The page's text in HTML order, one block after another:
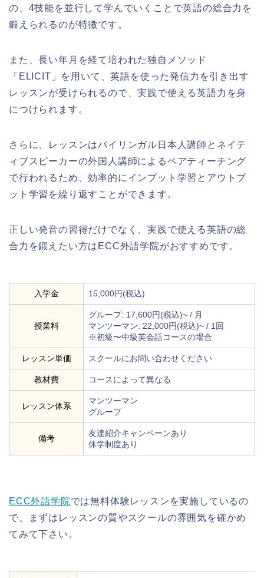
の、4技能を並行して学んでいくことで英語の総合力を
鍛えられるのが特徴です。
また、長い年月を経て培われた独自メソッド
「ELICIT」を用いて、英語を使った発信力を引き出す
レッスンが受けられるので、実践で使える英語力を身
につけられます。
さらに、レッスンはバイリンガル日本人講師とネイテ
ィブスピーカーの外国人講師によるペアティーチング
で行われるため、効率的にインプット学習とアウトプ
ット学習を繰り返すことができます。
正しい発音の習得だけでなく、実践で使える英語の総
合力を鍛えたい方はECC外語学院がおすすめです。
入学金 15,000円(税込)
授業料
グループ: 17,600円(税込)~ / 月
マンツーマン: 22,000円(税込)~ / 1回
※初級〜中級英会話コースの場合
レッスン単価 スクールにお問い合わせください
教材費 コースによって異なる
レッスン体系
マンツーマン
グループ
備考
友達紹介キャンペーンあり
休学制度あり
ECC外語学院では無料体験レッスンを実施しているの
で、まずはレッスンの質やスクールの雰囲気を確かめ
てみて下さい。